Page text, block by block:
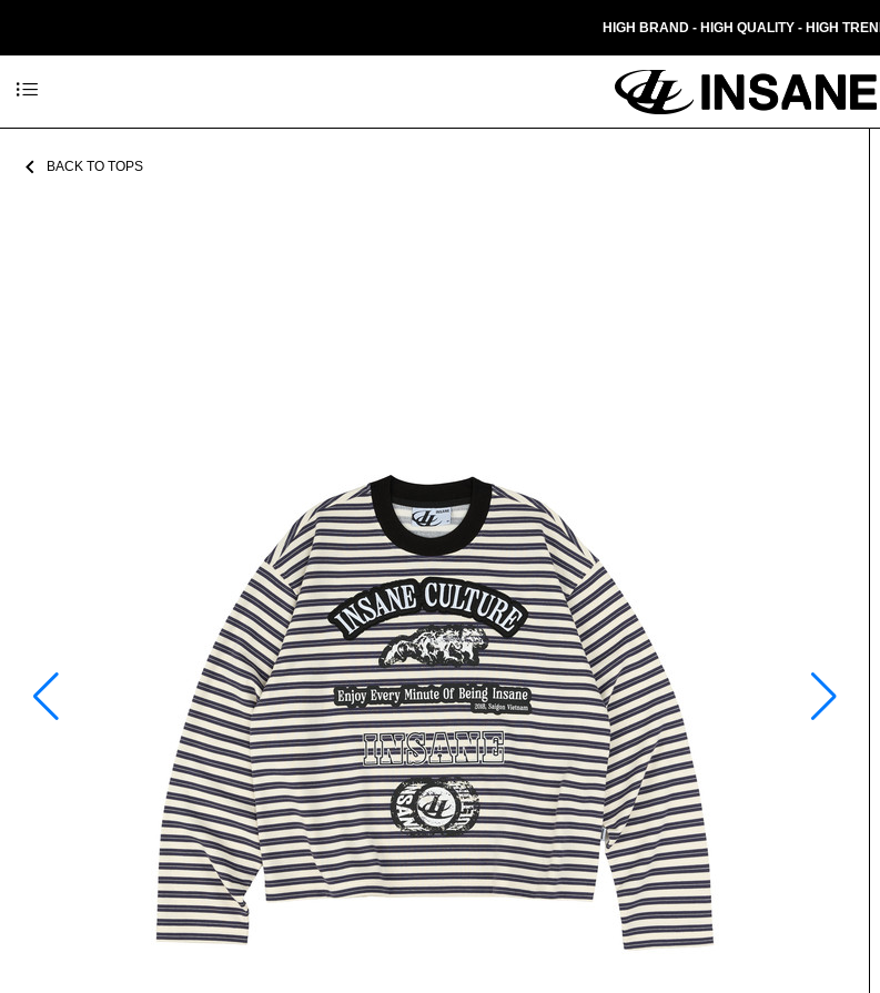
HIGH BRAND - HIGH QUALITY - HIGH
BACK TO TOPS